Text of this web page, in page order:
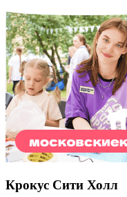
Крокус Сити Холл